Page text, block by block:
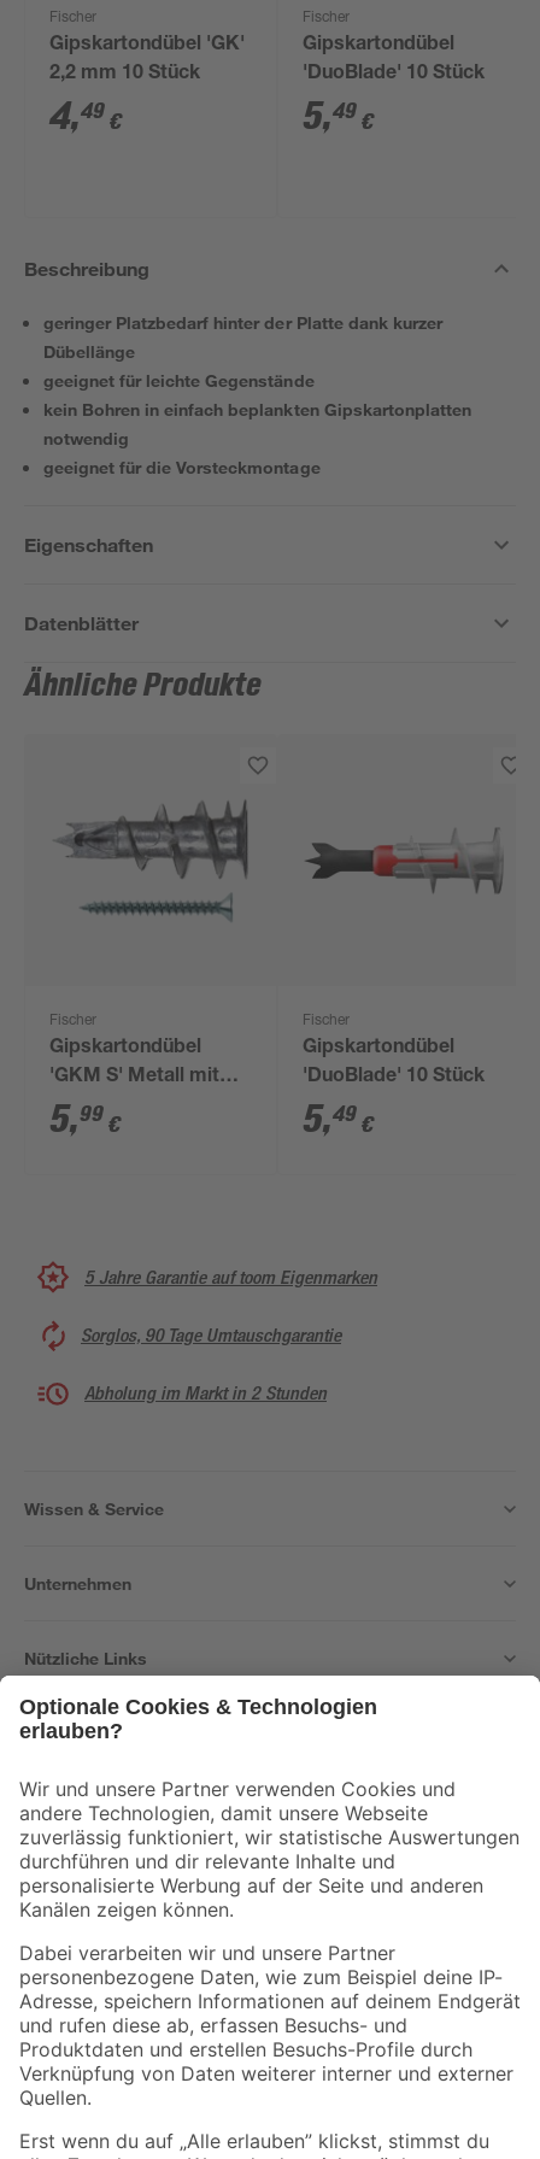
Fischer
Gipskartondübel 'GK'
2,2 mm 10 Stück
4,49 €
Fischer
Gipskartondübel
'DuoBlade' 10 Stück
5,49 €
Beschreibung
geringer Platzbedarf hinter der Platte dank kurzer
Dübellänge
geeignet für leichte Gegenstände
kein Bohren in einfach beplankten Gipskartonplatten
notwendig
geeignet für die Vorsteckmontage
Eigenschaften
Datenblätter
Ähnliche Produkte
Fischer
Gipskartondübel
'GKM S' Metall mit
Schraube 6 Stück
5,99 €
Fischer
Gipskartondübel
'DuoBlade' 10 Stück
5,49 €
5 Jahre Garantie auf toom Eigenmarken
Sorglos, 90 Tage Umtauschgarantie
Abholung im Markt in 2 Stunden
Wissen & Service
Unternehmen
Nützliche Links
Der toom Newsletter: Keine Angebote und Aktionen mehr verpassen!
Zur Newsletter Anmeldung
Folge uns
Zahlungsarten Versandarten
Sicher einkaufen